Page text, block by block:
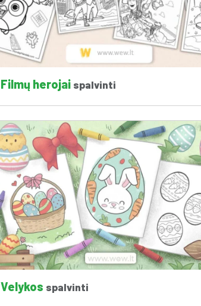
Filmų herojai spalvinti
Velykos spalvinti